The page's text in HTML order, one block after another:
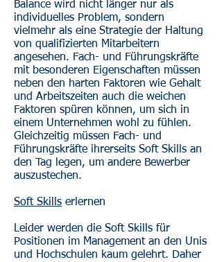
Balance wird nicht länger nur als
individuelles Problem, sondern
vielmehr als eine Strategie der Haltung
von qualifizierten Mitarbeitern
angesehen. Fach- und Führungskräfte
mit besonderen Eigenschaften müssen
neben den harten Faktoren wie Gehalt
und Arbeitszeiten auch die weichen
Faktoren spüren können, um sich in
einem Unternehmen wohl zu fühlen.
Gleichzeitig müssen Fach- und
Führungskräfte ihrerseits Soft Skills an
den Tag legen, um andere Bewerber
auszustechen.
Soft Skills erlernen
Leider werden die Soft Skills für
Positionen im Management an den Unis
und Hochschulen kaum gelehrt. Daher